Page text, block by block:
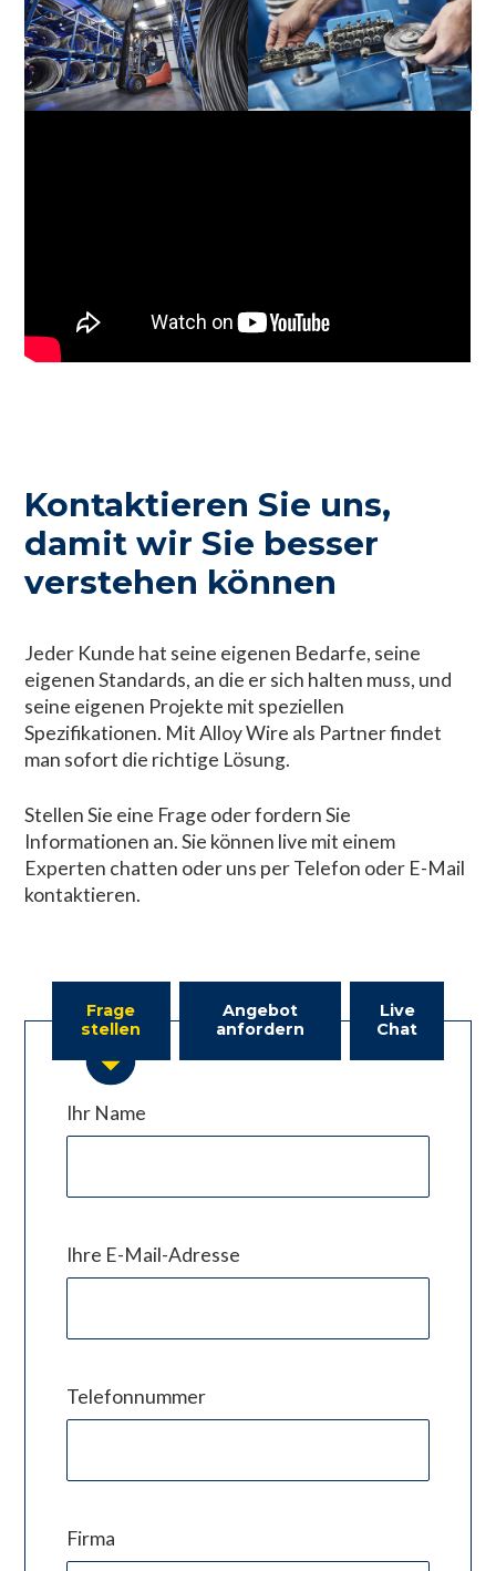
Kontaktieren Sie uns,
damit wir Sie besser
verstehen können
Jeder Kunde hat seine eigenen Bedarfe, seine
eigenen Standards, an die er sich halten muss, und
seine eigenen Projekte mit speziellen
Spezifikationen. Mit Alloy Wire als Partner findet
man sofort die richtige Lösung.
Stellen Sie eine Frage oder fordern Sie
Informationen an. Sie können live mit einem
Experten chatten oder uns per Telefon oder E-Mail
kontaktieren.
Frage
stellen
Angebot
anfordern
Live
Chat
Ihr Name
Ihre E-Mail-Adresse
Telefonnummer
Firma